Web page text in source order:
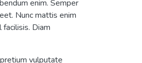
enim. Semper
Nunc mattis enim
Diam
vulputate